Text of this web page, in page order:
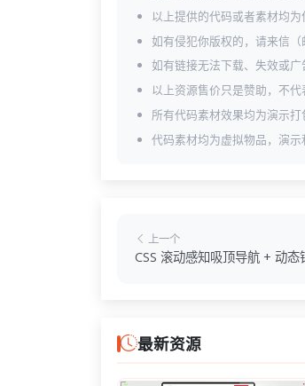
以上提供的代码或者素材均
如有侵犯你版权的，请来信
如有链接无法下载、失效或广
以上资源售价只是赞助，不
所有代码素材效果均为演示
代码素材均为虚拟物品，演示
上一个
CSS 滚动感知吸顶导航 + 动态
最新资源